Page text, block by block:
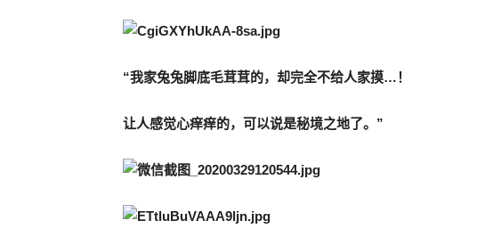
“我家兔兔脚底毛茸茸的，却完全不给人家摸…！
让人感觉心痒痒的，可以说是秘境之地了。”